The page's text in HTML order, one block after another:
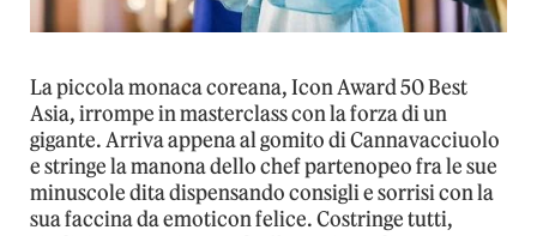
La piccola monaca coreana, Icon Award 50 Best
Asia, irrompe in masterclass con la forza di un
gigante. Arriva appena al gomito di Cannavacciuolo
e stringe la manona dello chef partenopeo fra le sue
minuscole dita dispensando consigli e sorrisi con la
sua faccina da emoticon felice. Costringe tutti,